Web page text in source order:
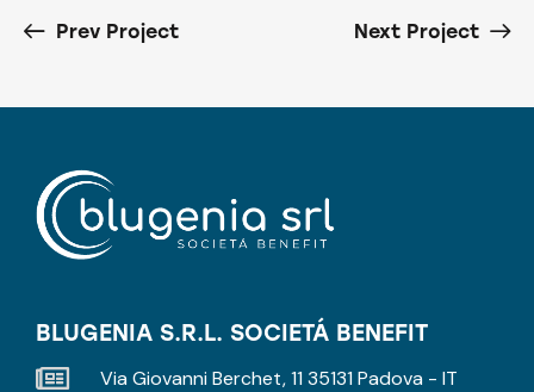
Prev Project Next Project
BLUGENIA S.R.L. SOCIETÁ BENEFIT
Via Giovanni Berchet, 11 35131 Padova - IT